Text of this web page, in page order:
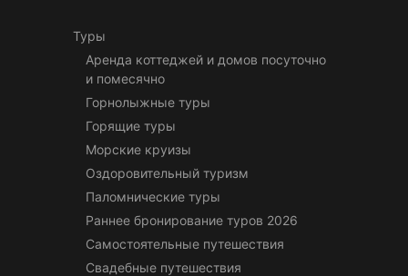
Туры
Аренда коттеджей и домов посуточно
и помесячно
Горнолыжные туры
Горящие туры
Морские круизы
Оздоровительный туризм
Паломнические туры
Раннее бронирование туров 2026
Самостоятельные путешествия
Свадебные путешествия